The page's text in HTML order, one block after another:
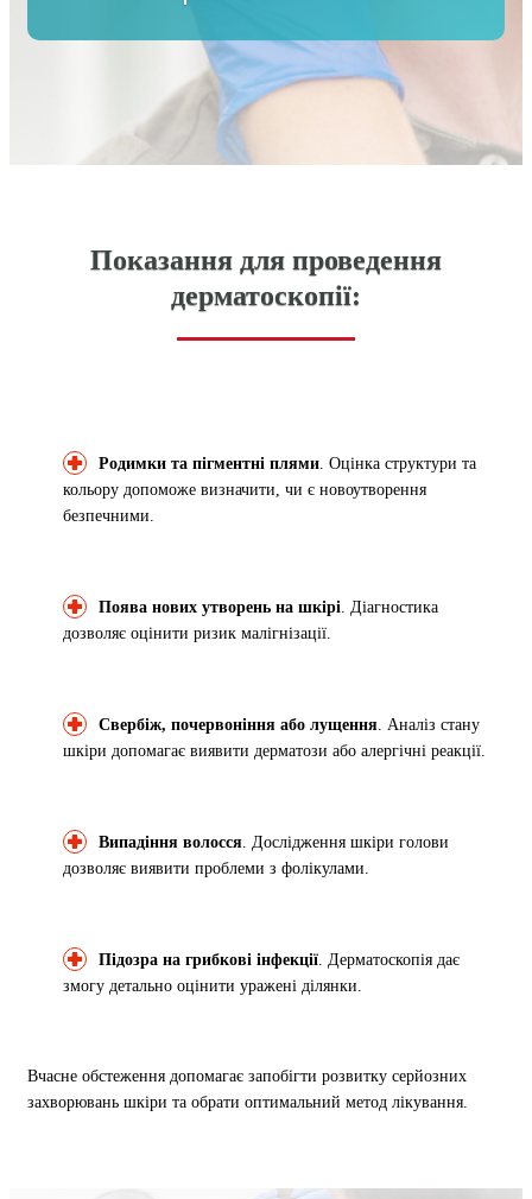
Показання для проведення
дерматоскопії:
Родимки та пігментні плями . Оцінка структури та
кольору допоможе визначити, чи є новоутворення
безпечними.
Поява нових утворень на шкірі . Діагностика
дозволяє оцінити ризик малігнізації.
Свербіж, почервоніння або лущення . Аналіз стану
шкіри допомагає виявити дерматози або алергічні реакції.
Випадіння волосся . Дослідження шкіри голови
дозволяє виявити проблеми з фолікулами.
Підозра на грибкові інфекції . Дерматоскопія дає
змогу детально оцінити уражені ділянки.
Вчасне обстеження допомагає запобігти розвитку серйозних
захворювань шкіри та обрати оптимальний метод лікування.